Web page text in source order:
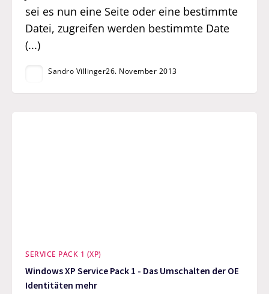
sei es nun eine Seite oder eine bestimmte
Datei, zugreifen werden bestimmte Date
(...)
Sandro Villinger26. November 2013
SERVICE PACK 1 (XP)
Windows XP Service Pack 1 - Das Umschalten der OE
Identitäten mehr